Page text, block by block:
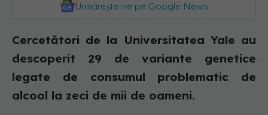
Urmărește-ne pe Google News
Cercetători de la Universitatea Yale au
descoperit 29 de variante genetice
legate de consumul problematic de
alcool la zeci de mii de oameni.